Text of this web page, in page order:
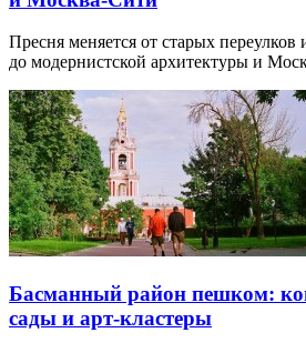
Пресня меняется от старых
до модернистской архитектуры и
Басманный район пешком:
сады и арт-кластеры